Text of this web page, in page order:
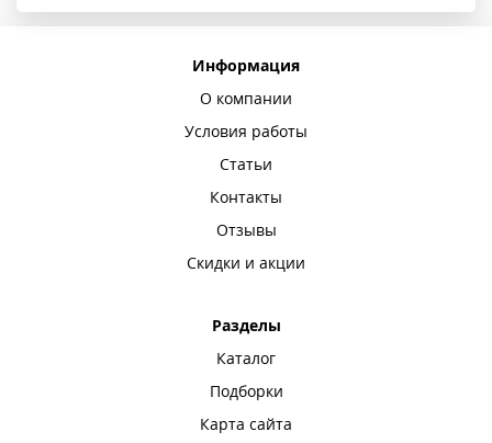
Информация
О компании
Условия работы
Статьи
Контакты
Отзывы
Скидки и акции
Разделы
Каталог
Подборки
Карта сайта